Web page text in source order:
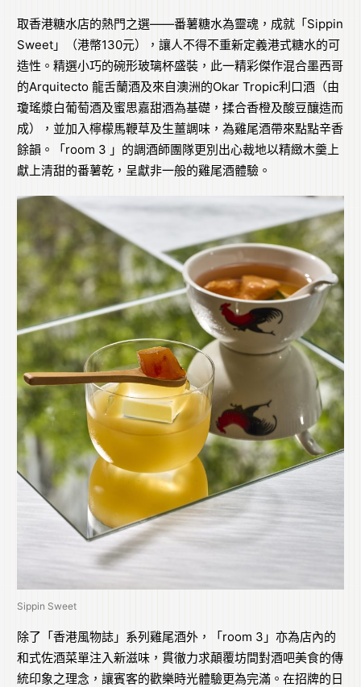
取香港糖水店的熱門之選——番薯糖水為靈魂，成就「Sippin
Sweet」（港幣130元），讓人不得不重新定義港式糖水的可
造性。精選小巧的碗形玻璃杯盛裝，此一精彩傑作混合墨西哥
的Arquitecto 龍舌蘭酒及來自澳洲的Okar Tropic利口酒（由
瓊瑤漿白葡萄酒及蜜思嘉甜酒為基礎，揉合香橙及酸豆釀造而
成），並加入檸檬馬鞭草及生薑調味，為雞尾酒帶來點點辛香
餘韻。「room 3 」的調酒師團隊更別出心裁地以精緻木羹上
獻上清甜的番薯乾，呈獻非一般的雞尾酒體驗。
Sippin Sweet
除了「香港風物誌」系列雞尾酒外，「room 3」亦為店內的
和式佐酒菜單注入新滋味，貫徹力求顛覆坊間對酒吧美食的傳
統印象之理念，讓賓客的歡樂時光體驗更為完滿。在招牌的日